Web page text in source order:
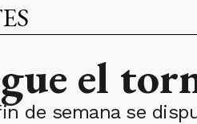
el
de semana se